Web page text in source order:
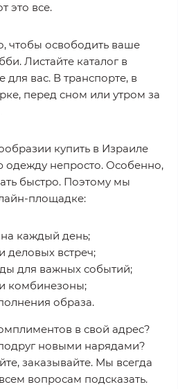
это все.
чтобы освободить ваше
Листайте каталог в
вас. В транспорте, в
перед сном или утром за
купить в Израиле
непросто. Особенно,
быстро. Поэтому мы
площадке:
каждый день;
деловых встреч;
для важных событий;
комбинезоны;
образа.
в свой адрес?
новыми нарядами?
заказывайте. Мы всегда
вопросам подсказать.